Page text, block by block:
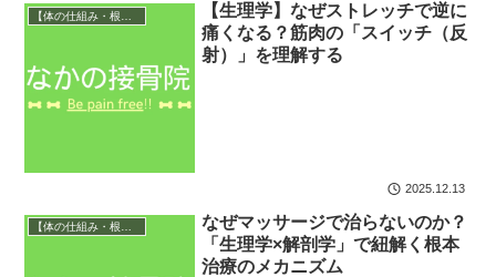
【生理学】なぜストレッチで逆に
痛くなる？筋肉の「スイッチ（反
射）」を理解する
2025.12.13
【体の仕組み・根本原因】
なぜマッサージで治らないのか？
「生理学×解剖学」で紐解く根本
治療のメカニズム